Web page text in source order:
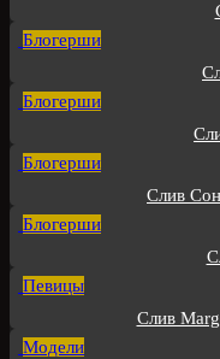
Блогерши
Блогерши
Блогерши
Слив
Блогерши
Певицы
Слив
Модели